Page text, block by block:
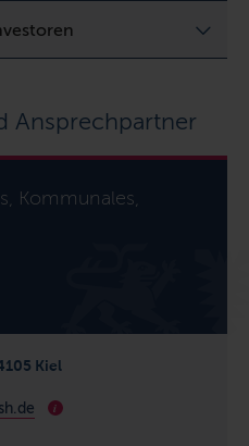
Ansprechpartner
Kommunales,
Kiel
i